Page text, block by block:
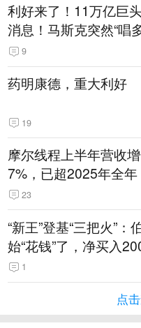
利好来了！11万亿巨
消息！马斯克突然“唱
9
药明康德，重大利好
19
摩尔线程上半年营收
7%，已超2025年全年
23
“新王”登基“三把火”：
始“花钱”了，净买入
1
点